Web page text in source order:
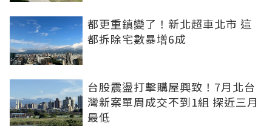
都更重鎮變了！新北超車北市 這
都拆除宅數暴增6成
台股震盪打擊購屋興致！7月北台
灣新案單周成交不到1組 探近三月
最低